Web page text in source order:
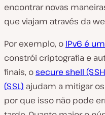
encontrar novas
que viajam através da
Por exemplo, o IPv6 é
constrói criptografia e
finais, osecure shell
(SSL) ajudam a mitigar
por que isso não pode